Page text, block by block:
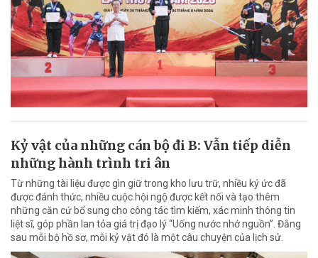
Kỷ vật của những cán bộ đi B: Vẫn tiếp diễn
những hành trình tri ân
Từ những tài liệu được gìn giữ trong kho lưu trữ, nhiều ký ức đã
được đánh thức, nhiều cuộc hội ngộ được kết nối và tạo thêm
những căn cứ bổ sung cho công tác tìm kiếm, xác minh thông tin
liệt sĩ, góp phần lan tỏa giá trị đạo lý “Uống nước nhớ nguồn”. Đằng
sau mỗi bộ hồ sơ, mỗi kỷ vật đó là một câu chuyện của lịch sử.